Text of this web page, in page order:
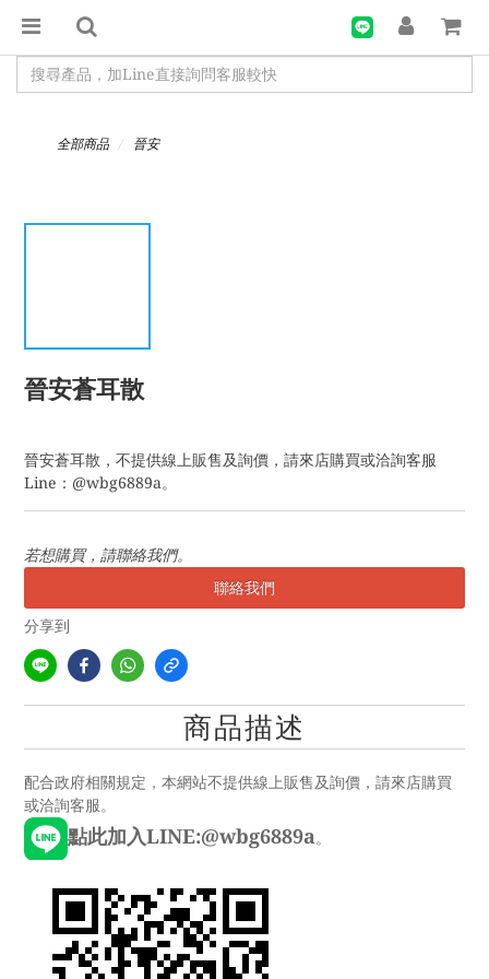
全部商品 晉安
晉安蒼耳散
晉安蒼耳散，不提供線上販售及詢價，請來店購買或洽詢客服
Line：@wbg6889a。
若想購買，請聯絡我們。
聯絡我們
分享到
商品描述
配合政府相關規定，本網站不提供線上販售及詢價，請來店購買
或洽詢客服。
點此加入LINE:@wbg6889a。